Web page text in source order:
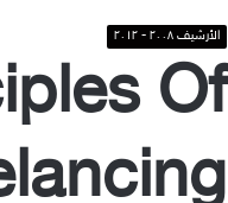
الأرشيف ٢٠٠٨ - ٢٠١٢
Of